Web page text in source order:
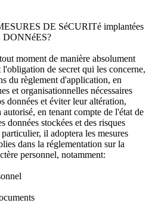
DE SéCURITé implantées
moment de manière absolument
de secret qui les concerne,
du règlement d'application, en
et organisationnelles nécessaires
données et éviter leur altération,
en tenant compte de l'état de
données stockées et des risques
il adoptera les mesures
dans la réglementation sur la
personnel, notamment: